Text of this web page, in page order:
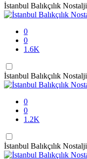
İstanbul Balıkçılık Nostalji
0
0
1.6K
İstanbul Balıkçılık Nostalji
0
0
1.2K
İstanbul Balıkçılık Nostalji